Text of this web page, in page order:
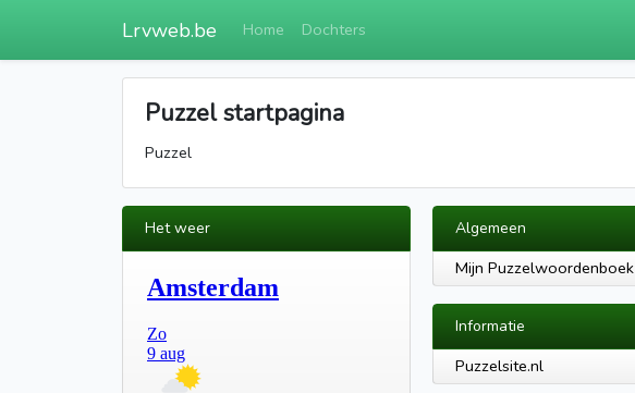
Lrvweb.be Home Dochters
Puzzel startpagina
Puzzel
Het weer Algemeen
Mijn Puzzelwoordenboek
Informatie
Puzzelsite.nl